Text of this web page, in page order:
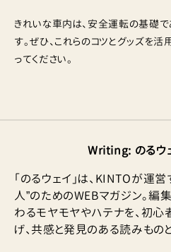
きれいな車内は、安全運転の基礎で
す。ぜひ、これらのコツとグッズを
ってください。
Writing: のる
「のるウェイ」は、KINTOが運
人”のためのWEBマガジン。編
わるモヤモヤやハテナを、初
げ、共感と発見のある読みもの